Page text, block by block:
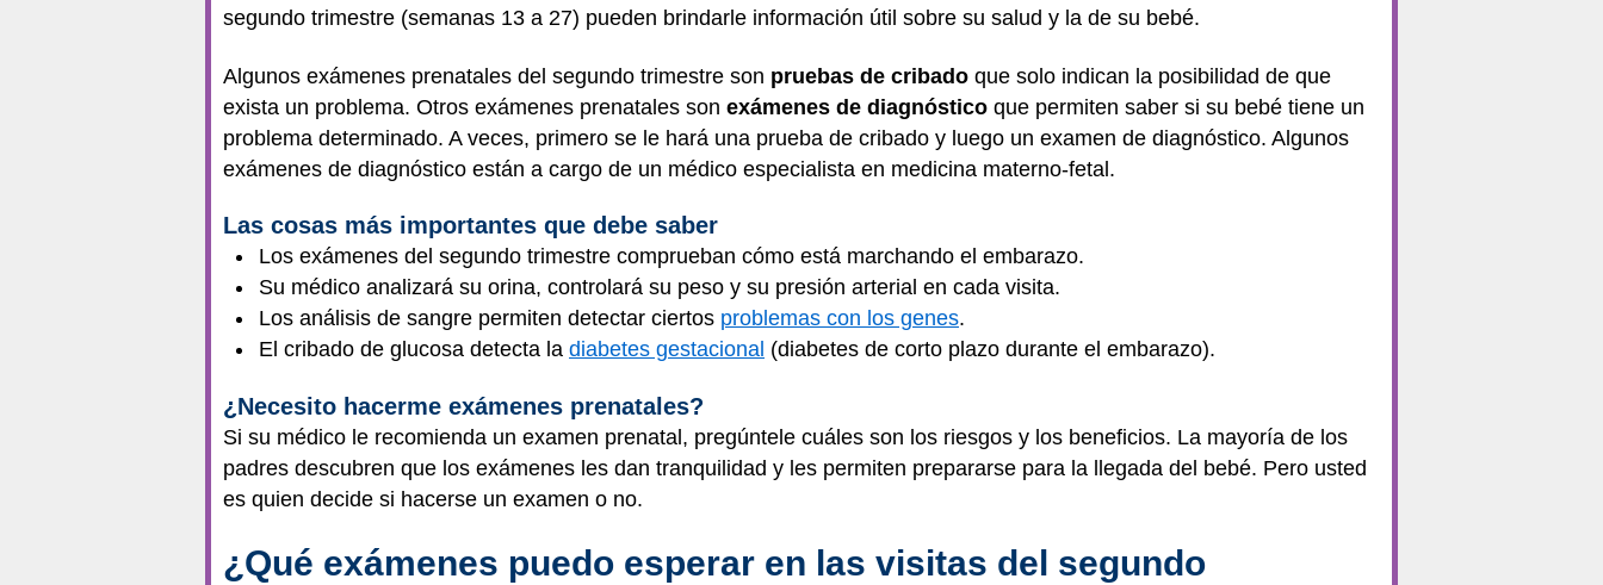
segundo trimestre (semanas 13 a 27) pueden brindarle información útil sobre su salud y la de su bebé.
Algunos exámenes prenatales del segundo trimestre son pruebas de cribado que solo indican la posibilidad de que
exista un problema. Otros exámenes prenatales son exámenes de diagnóstico que permiten saber si su bebé tiene un
problema determinado. A veces, primero se le hará una prueba de cribado y luego un examen de diagnóstico. Algunos
exámenes de diagnóstico están a cargo de un médico especialista en medicina materno-fetal.
Las cosas más importantes que debe saber
Los exámenes del segundo trimestre comprueban cómo está marchando el embarazo.
Su médico analizará su orina, controlará su peso y su presión arterial en cada visita.
Los análisis de sangre permiten detectar ciertos problemas con los genes.
El cribado de glucosa detecta la diabetes gestacional (diabetes de corto plazo durante el embarazo).
¿Necesito hacerme exámenes prenatales?
Si su médico le recomienda un examen prenatal, pregúntele cuáles son los riesgos y los beneficios. La mayoría de los
padres descubren que los exámenes les dan tranquilidad y les permiten prepararse para la llegada del bebé. Pero usted
es quien decide si hacerse un examen o no.
¿Qué exámenes puedo esperar en las visitas del segundo